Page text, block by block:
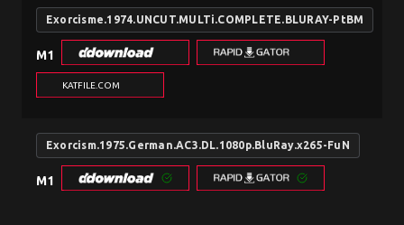
Exorcisme.1974.UNCUT.MULTi.COMPLETE.BLURAY-PtBM
M1
KATFILE.COM
Exorcism.1975.German.AC3.DL.1080p.BluRay.x265-FuN
M1